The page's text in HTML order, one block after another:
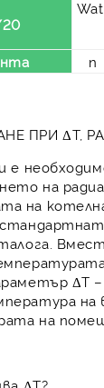
n
ПРИ ΔT,
е
на
на
ΔT
на
на